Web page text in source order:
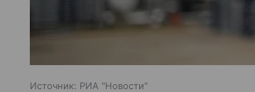
Источник: РИА "Новости"